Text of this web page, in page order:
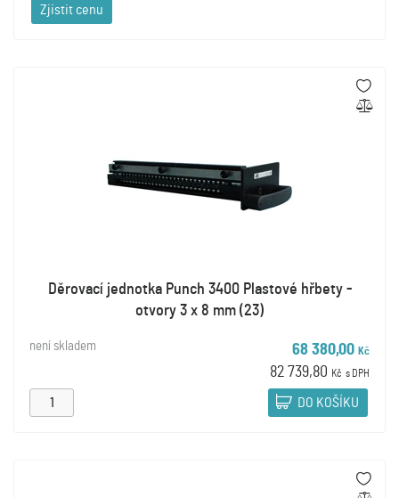
Zjistit cenu
Děrovací jednotka Punch 3400 Plastové hřbety -
otvory 3 x 8 mm (23)
není skladem 68 380,00 Kč
82 739,80 Kč s DPH
DO KOŠÍKU